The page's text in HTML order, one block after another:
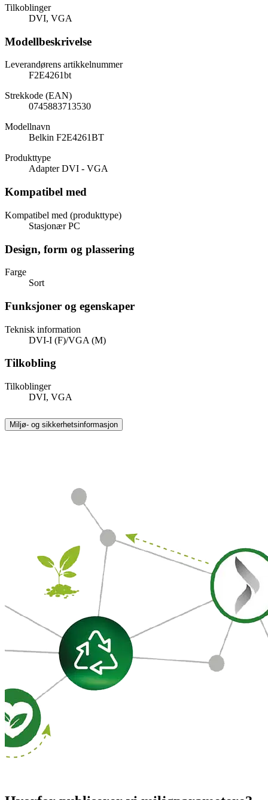
Tilkoblinger
DVI, VGA
Modellbeskrivelse
Leverandørens artikkelnummer
F2E4261bt
Strekkode (EAN)
0745883713530
Modellnavn
Belkin F2E4261BT
Produkttype
Adapter DVI - VGA
Kompatibel med
Kompatibel med (produkttype)
Stasjonær PC
Design, form og plassering
Farge
Sort
Funksjoner og egenskaper
Teknisk information
DVI-I (F)/VGA (M)
Tilkobling
Tilkoblinger
DVI, VGA
Miljø- og sikkerhetsinformasjon